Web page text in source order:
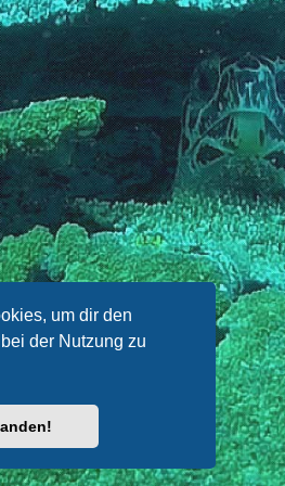
um dir den
der Nutzung zu